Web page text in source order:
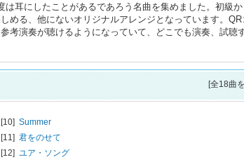
耳にしたことがあるであろう名曲を集めました。初級か
める、他にないオリジナルアレンジとなっています。QR
考演奏が聴けるようになっていて、どこでも演奏、試聴
[全18曲
[10] Summer
[11] 君をのせて
[12] ユア・ソング